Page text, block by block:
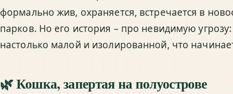
формально жив, охраняется, встречается в
парков. Но его история – про невидимую
настолько малой и изолированной, что
🌿 Кошка, запертая на полуострове